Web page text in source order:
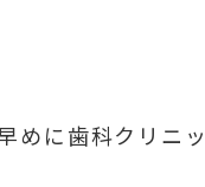
めに歯科クリニッ